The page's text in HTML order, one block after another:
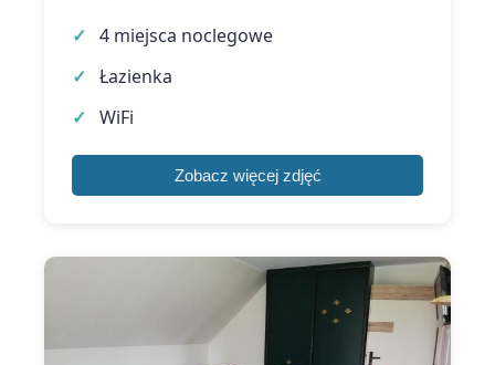
4 miejsca noclegowe
Łazienka
WiFi
Zobacz więcej zdjęć